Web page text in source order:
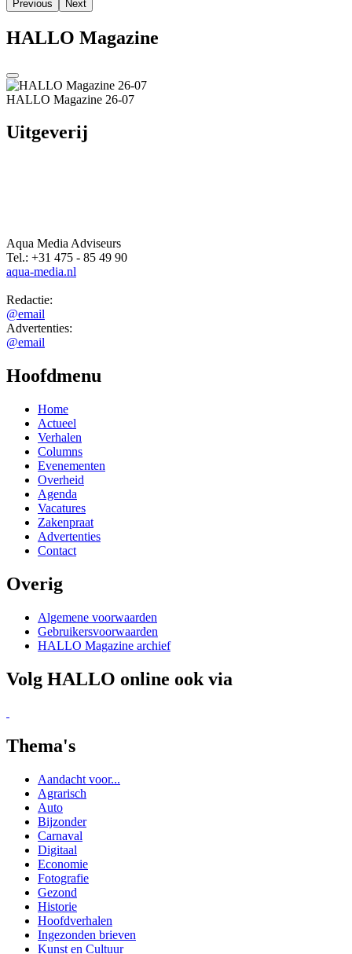
Tel.: +31 475 - 85 49 90
aqua-media.nl
@email
Advertenties:
Actueel
Verhalen
Columns
Evenementen
Overheid
Agenda
Vacatures
Zakenpraat
Advertenties
Algemene voorwaarden
Gebruikersvoorwaarden
HALLO Magazine archief
Volg HALLO online ook via
Thema's
Aandacht voor...
Auto
Bijzonder
Carnaval
Economie
Fotografie
Ingezonden brieven
Lifestyle
Maatschappelijk
Muziek en Theater
Natuur
Ondernemen
Politiek
Project
Reizen
Sport
Toerisme
Verenigingen
Wetenschap
Workshop / cursus